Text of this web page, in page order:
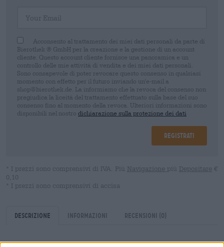
Acconsento al trattamento dei miei dati personali da parte di
Bierothek ® GmbH per la creazione e la gestione di un account
cliente. Questo account cliente fornisce una panoramica e un
controllo delle mie attività di vendita e dei miei dati personali.
Sono consapevole di poter revocare questo consenso in qualsiasi
momento con effetto per il futuro inviando un'e-mail a
shop@bierothek.de. La informiamo che la revoca del consenso non
pregiudica la liceità del trattamento effettuato sulla base del suo
consenso fino al momento della revoca. Ulteriori informazioni sono
disponibili nel nostro dichiarazione sulla protezione dei dati
Registrati
* I prezzi sono comprensivi di IVA. Più Navigazione più Depositare €
0,10
* I prezzi sono comprensivi di accisa
Descrizione Informazioni Recensioni (0)